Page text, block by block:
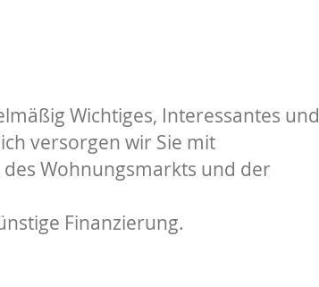
Wichtiges, Interessantes und
versorgen wir Sie mit
Wohnungsmarkts und der
Finanzierung.